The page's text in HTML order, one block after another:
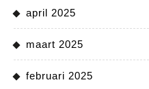
april 2025
maart 2025
februari 2025